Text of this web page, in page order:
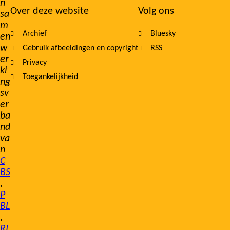
n
sa
m
en
w
er
ki
ng
sv
er
ba
nd
va
n
C
BS
,
P
BL
,
Over deze website
Archief
Gebruik afbeeldingen en copyright
Privacy
Toegankelijkheid
Volg ons
Bluesky
RSS